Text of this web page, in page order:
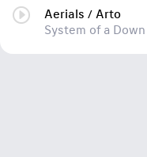
Aerials / Arto
System of a Down